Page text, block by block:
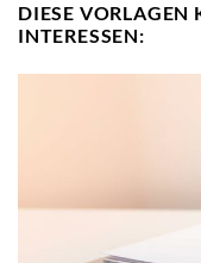
DIESE VORLAGEN
INTERESSEN: